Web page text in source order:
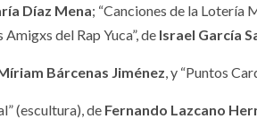
Díaz Mena; “Canciones de la Lotería
del Rap Yuca”, de Israel García
Bárcenas Jiménez, y “Puntos
(escultura), de Fernando Lazcano